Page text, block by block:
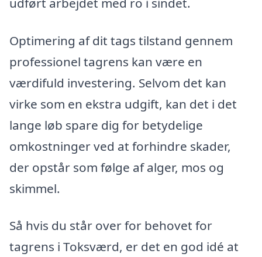
Optimering af dit tags tilstand gennem
professionel tagrens kan være en
værdifuld investering. Selvom det kan
virke som en ekstra udgift, kan det i det
lange løb spare dig for betydelige
omkostninger ved at forhindre skader,
der opstår som følge af alger, mos og
skimmel.
Så hvis du står over for behovet for
tagrens i Toksværd, er det en god idé at